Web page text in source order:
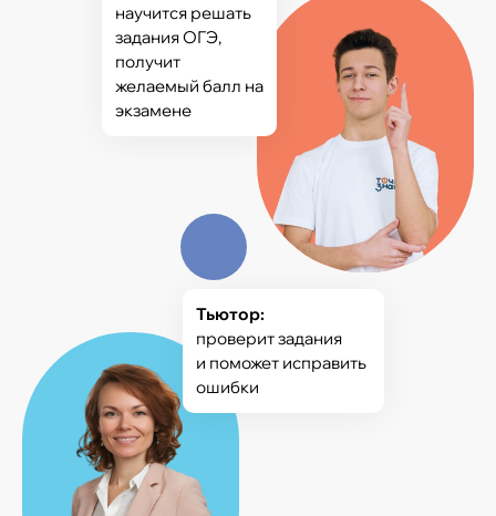
научится решать
задания ОГЭ,
получит
желаемый балл на
экзамене
Тьютор:
проверит задания
и поможет исправить
ошибки